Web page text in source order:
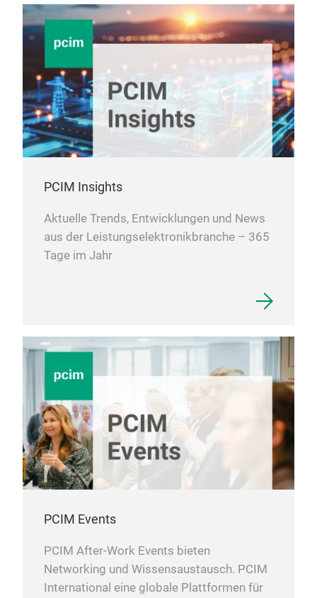
PCIM Insights
Aktuelle Trends, Entwicklungen und News
aus der Leistungselektronikbranche – 365
Tage im Jahr
PCIM Events
PCIM After-Work Events bieten
Networking und Wissensaustausch. PCIM
International eine globale Plattformen für